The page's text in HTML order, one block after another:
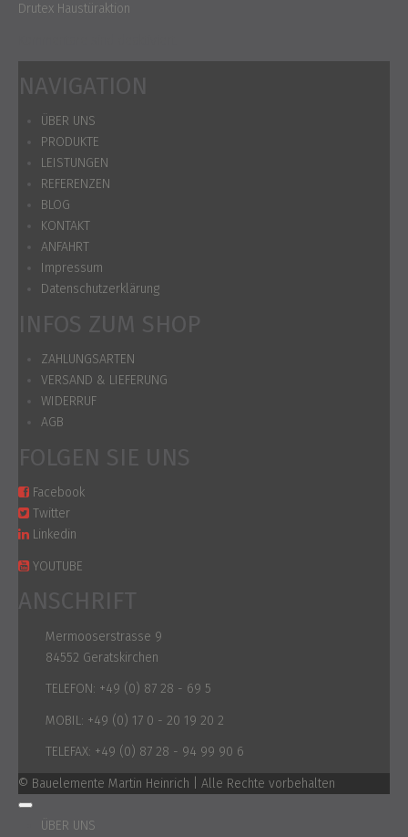
Drutex Haustüraktion
NAVIGATION
ÜBER UNS
PRODUKTE
LEISTUNGEN
REFERENZEN
BLOG
KONTAKT
ANFAHRT
Impressum
Datenschutzerklärung
INFOS ZUM SHOP
ZAHLUNGSARTEN
VERSAND & LIEFERUNG
WIDERRUF
AGB
FOLGEN SIE UNS
Facebook
Twitter
Linkedin
YOUTUBE
ANSCHRIFT
Mermooserstrasse 9
84552 Geratskirchen
TELEFON: +49 (0) 87 28 - 69 5
MOBIL: +49 (0) 17 0 - 20 19 20 2
TELEFAX: +49 (0) 87 28 - 94 99 90 6
© Bauelemente Martin Heinrich | Alle Rechte vorbehalten
ÜBER UNS